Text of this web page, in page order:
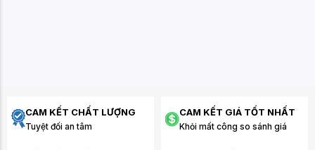
CAM KẾT CHẤT LƯỢNG
Tuyệt đối an tâm
CAM KẾT GIÁ TỐT NHẤT
Khỏi mất công so sánh giá